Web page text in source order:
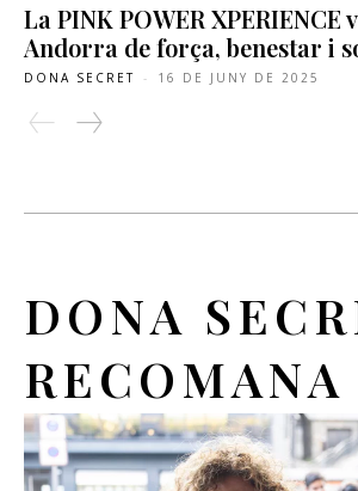
La PINK POWER XPERIENCE
Andorra de força, benestar i
DONA SECRET - 16 DE JUNY DE 2025
DONA
RECOMANA